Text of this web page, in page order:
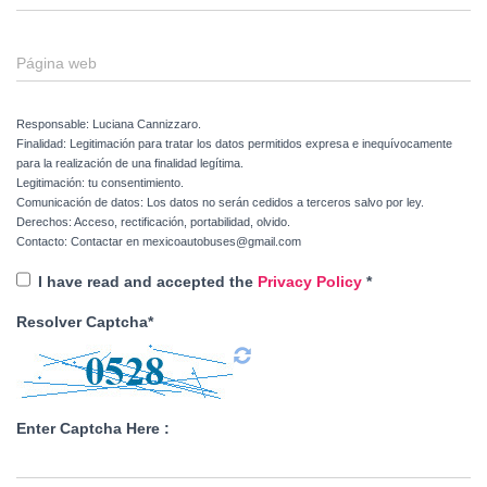
Página web
Responsable: Luciana Cannizzaro.
Finalidad: Legitimación para tratar los datos permitidos expresa e inequívocamente
para la realización de una finalidad legítima.
Legitimación: tu consentimiento.
Comunicación de datos: Los datos no serán cedidos a terceros salvo por ley.
Derechos: Acceso, rectificación, portabilidad, olvido.
Contacto: Contactar en mexicoautobuses@gmail.com
I have read and accepted the Privacy Policy *
Resolver Captcha*
Enter Captcha Here :